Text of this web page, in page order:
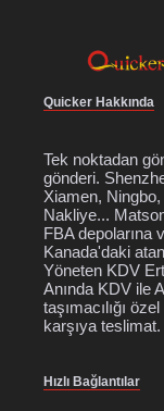
Quicker Hakkında
Tek noktadan
gönderi.
Xiamen,
Nakliye...
FBA depolarına
Kanada'daki
Yöneten KDV
Anında KDV ile
taşımacılığı
karşıya teslimat.
Hızlı Bağlantılar